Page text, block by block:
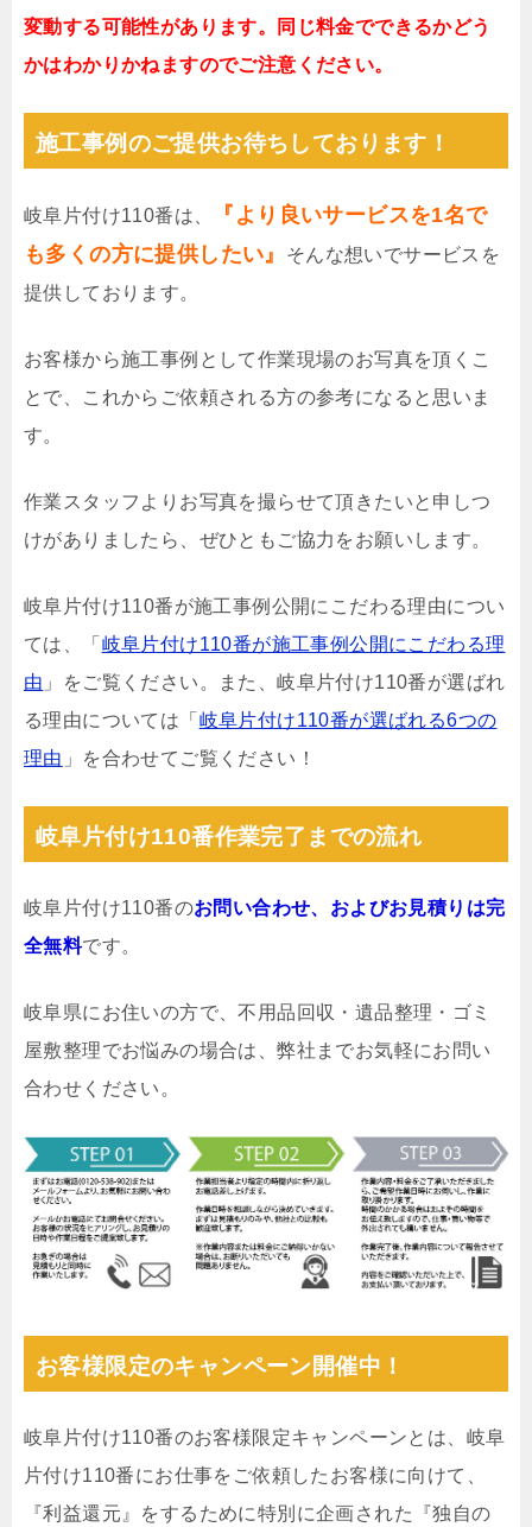
変動する可能性があります。同じ料金でできるかどう
かはわかりかねますのでご注意ください。
施工事例のご提供お待ちしております！
岐阜片付け110番は、
『より良いサービスを1名で
も多くの方に提供したい』
そんな想いでサービスを
提供しております。
お客様から施工事例として作業現場のお写真を頂くこ
とで、これからご依頼される方の参考になると思いま
す。
作業スタッフよりお写真を撮らせて頂きたいと申しつ
けがありましたら、ぜひともご協力をお願いします。
岐阜片付け110番が施工事例公開にこだわる理由につい
ては、「 岐阜片付け110番が施工事例公開にこだわる理
由 」をご覧ください。また、岐阜片付け110番が選ばれ
る理由については「 岐阜片付け110番が選ばれる6つの
理由 」を合わせてご覧ください！
岐阜片付け110番作業完了までの流れ
岐阜片付け110番のお問い合わせ、およびお見積りは完
全無料です。
岐阜県にお住いの方で、不用品回収・遺品整理・ゴミ
屋敷整理でお悩みの場合は、弊社までお気軽にお問い
合わせください。
お客様限定のキャンペーン開催中！
岐阜片付け110番のお客様限定キャンペーンとは、岐阜
片付け110番にお仕事をご依頼したお客様に向けて、
『利益還元』をするために特別に企画された『独自の